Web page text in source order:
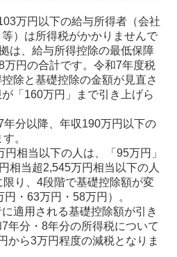
万円以下の給与所得者（会社
）は所得税がかかりませんで
は、給与所得控除の最低保障
円の合計です。令和7年度税
除と基礎控除の金額が見直さ
「160万円」まで引き上げら
分以降、年収190万円以下の
。
相当以下の人は、「95万円」
相当超2,545万円相当以下の人
り、4段階で基礎控除額が変
・63万円・58万円）。
適用される基礎控除額が引き
7年分・8年分の所得税について
から3万円程度の減税となりま